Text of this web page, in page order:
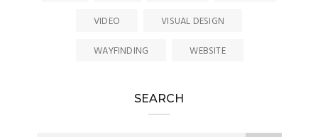
VIDEO
VISUAL DESIGN
WAYFINDING
WEBSITE
SEARCH